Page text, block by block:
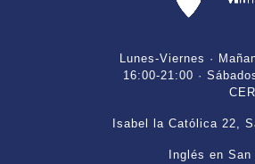
Lunes-Viernes ·
16:00-21:00 ·
Isabel la Católica 22,
Inglés en San